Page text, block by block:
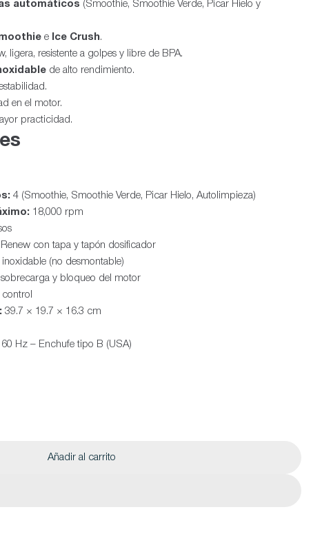
automáticos (Smoothie, Smoothie Verde, Picar Hielo y
e Ice Crush.
ligera, resistente a golpes y libre de BPA.
de alto rendimiento.
en el motor.
practicidad.
4 (Smoothie, Smoothie Verde, Picar Hielo, Autolimpieza)
18,000 rpm
con tapa y tapón dosificador
(no desmontable)
y bloqueo del motor
39.7 × 19.7 × 16.3 cm
Hz – Enchufe tipo B (USA)
Añadir al carrito